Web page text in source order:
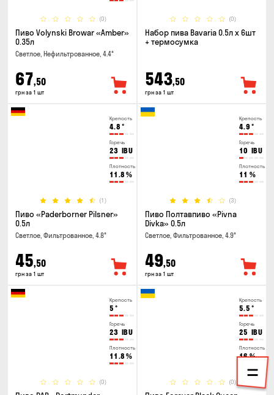
(0)
Пиво Volynski Browar «Amber»
0.35л
Светлое, Нефильтрованное, 4.4°
67,50
грн за 1 шт
(0)
Набор пива Bavaria 0.5л х 6шт
+ термосумка
543,50
грн за 1 шт
Крепость
4.8 °
Горечь
23 IBU
Плотность
11.8 %
(1)
Пиво «Paderborner Pilsner»
0.5л
Светлое, Фильтрованное, 4.8°
45,50
грн за 1 шт
Крепость
4.9 °
Горечь
10 IBU
Плотность
11 %
(3)
Пиво Полтавпиво «Pivna
Divka» 0.5л
Светлое, Фильтрованное, 4.9°
49,50
грн за 1 шт
Крепость
5 °
Горечь
23 IBU
Плотность
11.8 %
(0)
Крепость
5.5 °
Горечь
25 IBU
Плотность
16%
(0)